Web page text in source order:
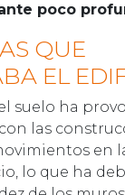
poco
QUE
EL
suelo ha
las
en
lo que ha